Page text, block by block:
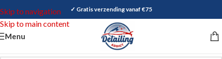
Skip to navigation
Skip to main content
✓ Gratis verzending vanaf €75
Menu